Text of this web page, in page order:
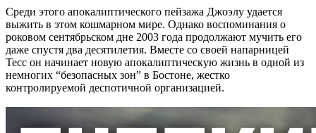
Среди этого апокалиптического пейзажа Джоэлу удается
выжить в этом кошмарном мире. Однако воспоминания о
роковом сентябрьском дне 2003 года продолжают мучить его
даже спустя два десятилетия. Вместе со своей напарницей
Тесс он начинает новую апокалиптическую жизнь в одной из
немногих “безопасных зон” в Бостоне, жестко
контролируемой деспотичной организацией.